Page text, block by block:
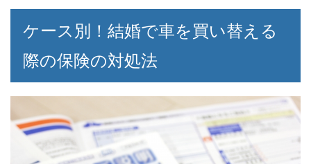
ケース別！結婚で車を買い替える
際の保険の対処法